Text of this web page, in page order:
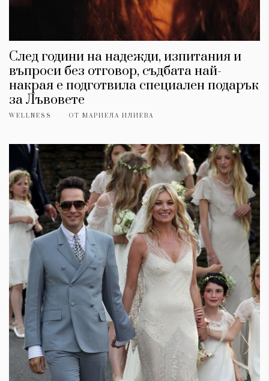
След години на надежди, изпитания и
въпроси без отговор, съдбата най-
накрая е подготвила специален подарък
за Лъвовете
WELLNESS ОТ МАРИЕЛА ИЛИЕВА